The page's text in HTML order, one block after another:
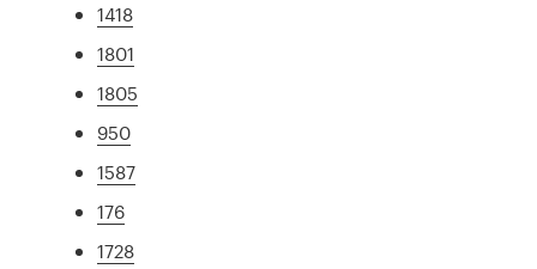
1418
1801
1805
950
1587
176
1728